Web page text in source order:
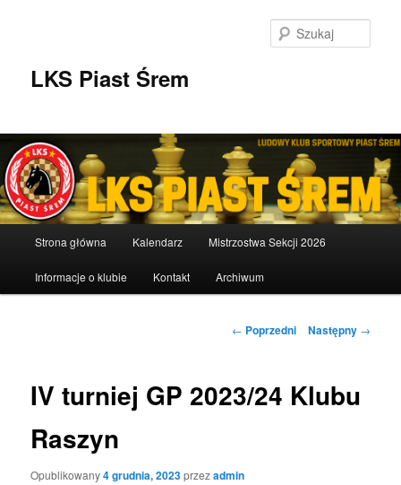
LKS Piast Śrem
Strona główna Kalendarz Mistrzostwa Sekcji 2026
Informacje o klubie Kontakt Archiwum
Nawigacja
← Poprzedni Następny →
IV turniej GP 2023/24 Klubu
Raszyn
Opublikowany4 grudnia, 2023przezadmin